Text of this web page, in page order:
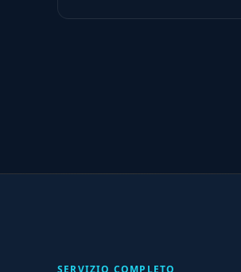
SERVIZIO COMPLETO